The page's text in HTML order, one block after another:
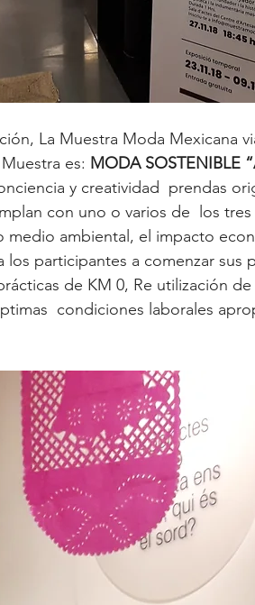
La Muestra Moda Mexicana
es: MODA SOSTENIBLE
y creatividad  prendas
con uno o varios de  los
medio ambiental, el impacto
los participantes a comenzar sus
de KM 0, Re utilización
condiciones laborales